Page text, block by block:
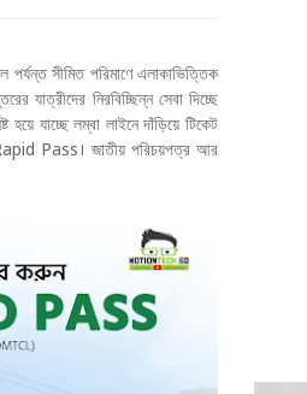
সীমিত পরিমাণে এলাকাভিত্তিক
যাত্রীদের নিরবিচ্ছিন্ন সেবা দিচ্ছে
যাচ্ছে লম্বা লাইনে দাঁড়িয়ে টিকেট
Rapid Pass। জাতীয় পরিচয়পত্র আর